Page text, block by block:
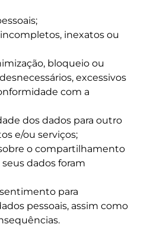
inexatos ou
bloqueio ou
excessivos
com a
dos dados para outro
e/ou serviços;
o compartilhamento
dados foram
para
pessoais, assim como